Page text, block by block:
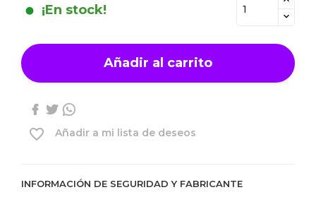
¡En stock!
Añadir al carrito
favorite_border Añadir a mi lista de deseos
INFORMACIÓN DE SEGURIDAD Y FABRICANTE